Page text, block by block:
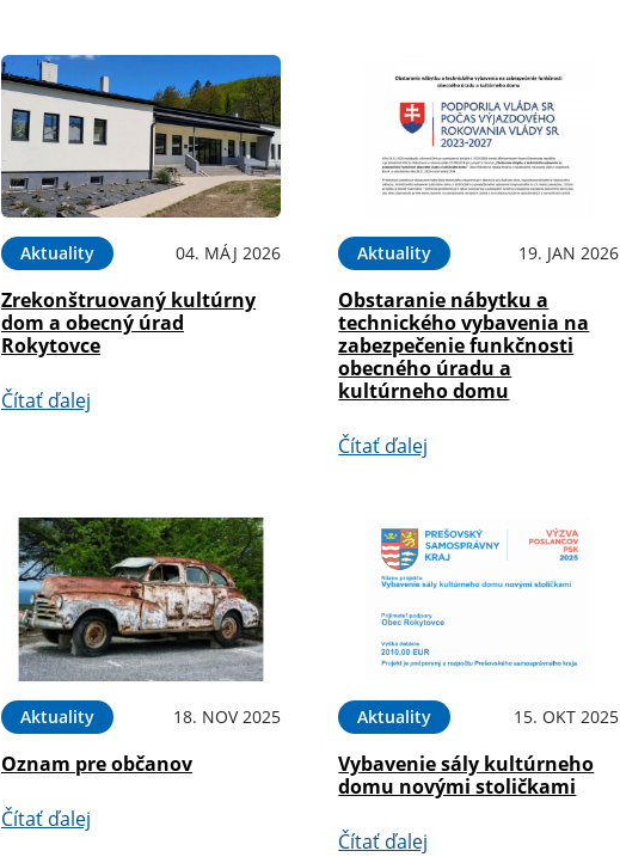
Aktuality 04. MÁJ 2026
Zrekonštruovaný kultúrny
dom a obecný úrad
Rokytovce
Čítať ďalej
Aktuality 19. JAN 2026
Obstaranie nábytku a
technického vybavenia na
zabezpečenie funkčnosti
obecného úradu a
kultúrneho domu
Čítať ďalej
Aktuality 18. NOV 2025
Oznam pre občanov
Čítať ďalej
Aktuality 15. OKT 2025
Vybavenie sály kultúrneho
domu novými stoličkami
Čítať ďalej